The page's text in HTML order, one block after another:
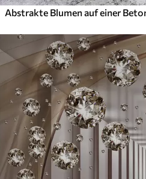
Abstrakte Blumen auf einer